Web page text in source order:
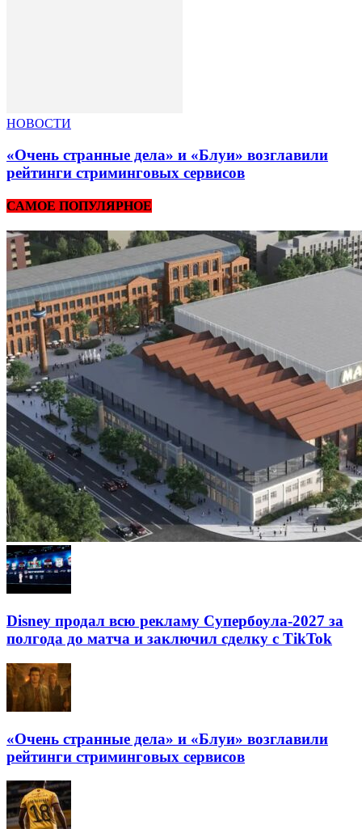
НОВОСТИ
«Очень странные дела» и «Блуи» возглавили
рейтинги стриминговых сервисов
САМОЕ ПОПУЛЯРНОЕ
Disney продал всю рекламу Супербоула-2027 за
полгода до матча и заключил сделку с TikTok
«Очень странные дела» и «Блуи» возглавили
рейтинги стриминговых сервисов